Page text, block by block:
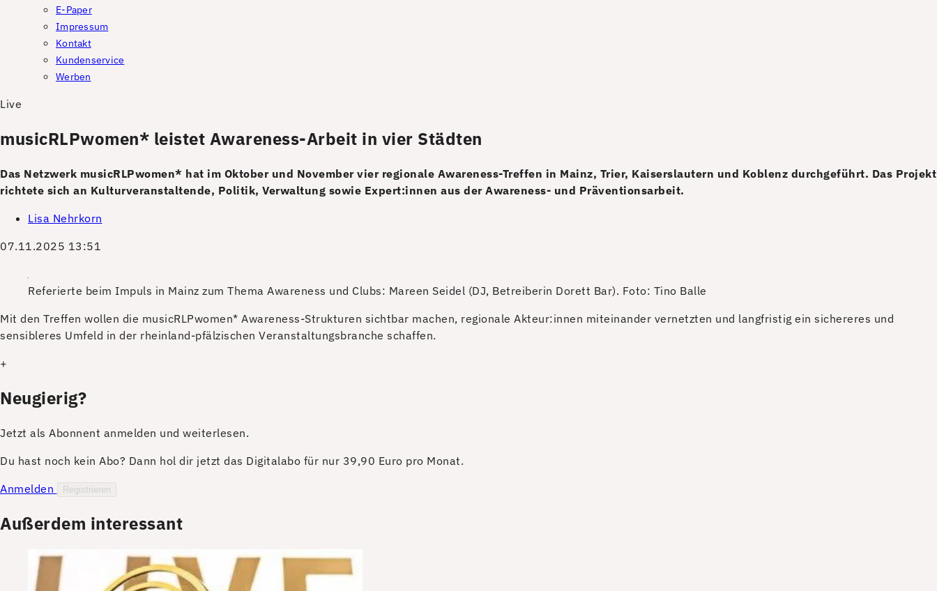
E-Paper
Impressum
Kontakt
Kundenservice
Werben
Live
musicRLPwomen* leistet Awareness-Arbeit in vier Städten
Das Netzwerk musicRLPwomen* hat im Oktober und November vier regionale Awareness-Treffen in Mainz, Trier, Kaiserslautern und Koblenz durchgeführt. Das Projekt
richtete sich an Kulturveranstaltende, Politik, Verwaltung sowie Expert:innen aus der Awareness- und Präventionsarbeit.
Lisa Nehrkorn
07.11.2025 13:51
Referierte beim Impuls in Mainz zum Thema Awareness und Clubs: Mareen Seidel (DJ, Betreiberin Dorett Bar). Foto: Tino Balle
Mit den Treffen wollen die musicRLPwomen* Awareness-Strukturen sichtbar machen, regionale Akteur:innen miteinander vernetzten und langfristig ein sichereres und
sensibleres Umfeld in der rheinland-pfälzischen Veranstaltungsbranche schaffen.
+
Neugierig?
Jetzt als Abonnent anmelden und weiterlesen.
Du hast noch kein Abo? Dann hol dir jetzt das Digitalabo für nur 39,90 Euro pro Monat.
Anmelden
Registrieren
Außerdem interessant